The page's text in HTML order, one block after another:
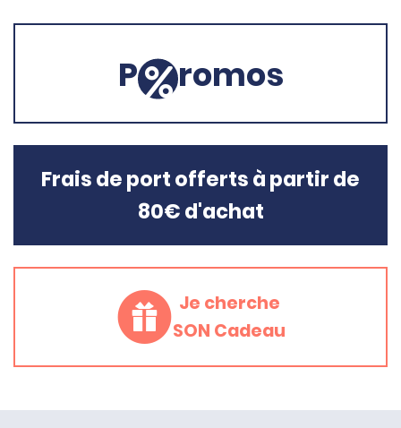
P romos
Frais de port offerts à partir de
80€ d'achat
Je cherche
SON Cadeau